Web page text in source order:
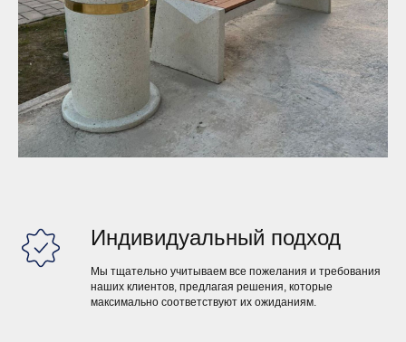
Индивидуальный подход
Мы тщательно учитываем все пожелания и требования
наших клиентов, предлагая решения, которые
максимально соответствуют их ожиданиям.